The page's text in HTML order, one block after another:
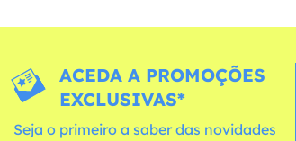
ACEDA A PROMOÇÕES
EXCLUSIVAS*
Seja o primeiro a saber das novidades